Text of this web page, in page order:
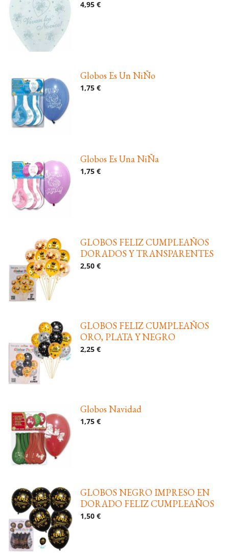
4,95 €
Globos Es Un NiÑo
1,75 €
Globos Es Una NiÑa
1,75 €
GLOBOS FELIZ CUMPLEAÑOS
DORADOS Y TRANSPARENTES
2,50 €
GLOBOS FELIZ CUMPLEAÑOS
ORO, PLATA Y NEGRO
2,25 €
Globos Navidad
1,75 €
GLOBOS NEGRO IMPRESO EN
DORADO FELIZ CUMPLEAÑOS
1,50 €